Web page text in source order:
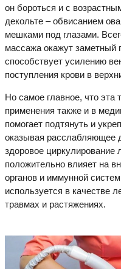
он бороться и с
декольте – обвисанием
мешками под глазами.
массажа окажут заметный
способствует усилению
поступления крови в
Но самое главное, что эта
применения также и в
помогает подтянуть и
оказывая расслабляющее
здоровое циркулирование
положительно влияет на
органов и иммунной
используется в качестве
травмах и растяжениях.